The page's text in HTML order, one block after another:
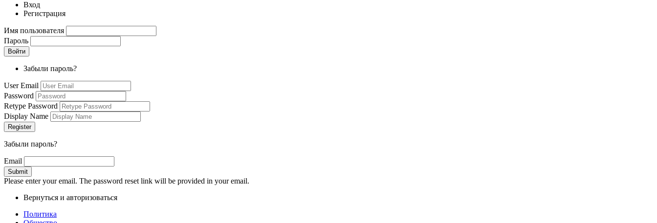
Вход
Регистрация
Имя пользователя
Пароль
Забыли пароль?
User Email
Password
Retype Password
Display Name
Забыли пароль?
Email
Please enter your email. The password reset link will be provided in your email.
Вернуться и авторизоваться
Политика